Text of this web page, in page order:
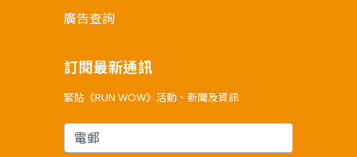
廣告查詢
訂閱最新通訊
緊貼《RUN WOW》活動、新聞及資訊
電郵